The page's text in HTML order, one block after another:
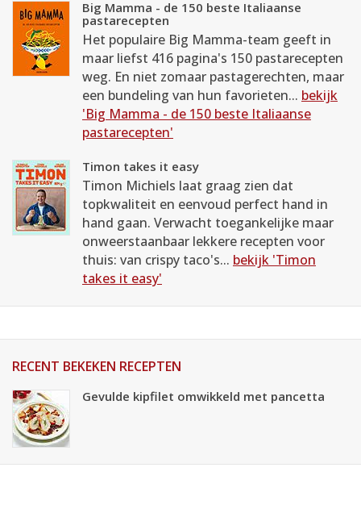
Big Mamma - de 150 beste Italiaanse
pastarecepten
Het populaire Big Mamma-team geeft in
maar liefst 416 pagina's 150 pastarecepten
weg. En niet zomaar pastagerechten, maar
een bundeling van hun favorieten... bekijk
'Big Mamma - de 150 beste Italiaanse
pastarecepten'
Timon takes it easy
Timon Michiels laat graag zien dat
topkwaliteit en eenvoud perfect hand in
hand gaan. Verwacht toegankelijke maar
onweerstaanbaar lekkere recepten voor
thuis: van crispy taco's... bekijk 'Timon
takes it easy'
RECENT BEKEKEN RECEPTEN
Gevulde kipfilet omwikkeld met pancetta